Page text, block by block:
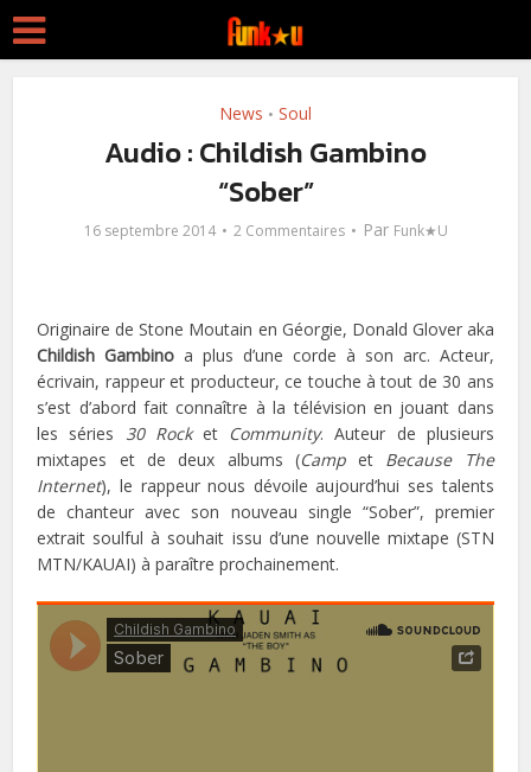
News • Soul
Audio : Childish Gambino
“Sober”
16 septembre 2014 2 Commentaires Par Funk★U
Originaire de Stone Moutain en Géorgie, Donald Glover aka
Childish Gambino a plus d’une corde à son arc. Acteur,
écrivain, rappeur et producteur, ce touche à tout de 30 ans
s’est d’abord fait connaître à la télévision en jouant dans
les séries 30 Rocket Community. Auteur de plusieurs
mixtapes et de deux albums (Campet Because The
Internet), le rappeur nous dévoile aujourd’hui ses talents
de chanteur avec son nouveau single “Sober”, premier
extrait soulful à souhait issu d’une nouvelle mixtape (STN
MTN/KAUAI) à paraître prochainement.